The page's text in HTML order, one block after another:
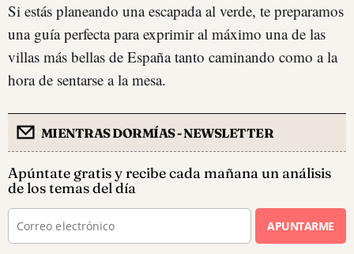
Si estás planeando una escapada al verde, te preparamos
una guía perfecta para exprimir al máximo una de las
villas más bellas de España tanto caminando como a la
hora de sentarse a la mesa.
MIENTRAS DORMÍAS - NEWSLETTER
Apúntate gratis y recibe cada mañana un análisis
de los temas del día
APUNTARME